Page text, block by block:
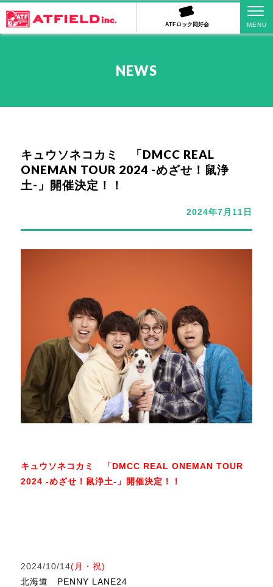
ATFロック同好会
NEWS
キュウソネコカミ 「DMCC REAL
ONEMAN TOUR 2024 -めざせ！鼠浄
土-」開催決定！！
2024年7月11日
キュウソネコカミ 「DMCC REAL ONEMAN TOUR
2024 -めざせ！鼠浄土-」開催決定！！
2024/10/14(月・祝)
北海道 PENNY LANE24